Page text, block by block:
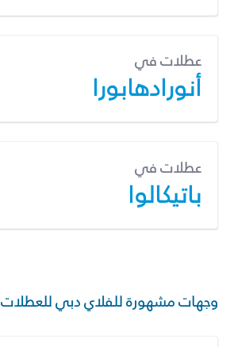
عطلات في
أنورادهابورا
عطلات في
باتيكالوا
وجهات مشهورة للفلاي دبي للعطلات